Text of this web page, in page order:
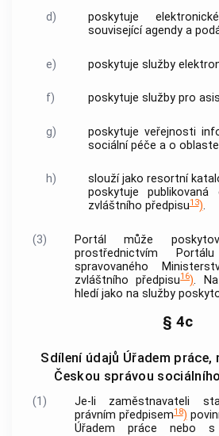
d)
poskytuje
související agendy a
e) poskytuje služby
f) poskytuje služby pro
g)
poskytuje veřejnosti
sociální péče a o
h)
slouží jako resortní
poskytuje
zvláštního předpisu13).
(3)
Portál může
prostřednictvím
spravovaného
zvláštního předpisu16).
hledí jako na služby
§ 4c
Sdílení údajů Úřadem
Českou správou
(1)
Je-li zaměstnavateli
právním předpisem18)
Úřadem práce nebo